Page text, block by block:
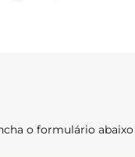
o formulário